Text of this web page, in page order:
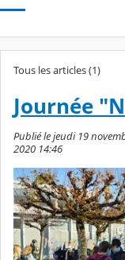
Tous les articles (1)
Journée
Publié le jeudi 19
2020 14:46